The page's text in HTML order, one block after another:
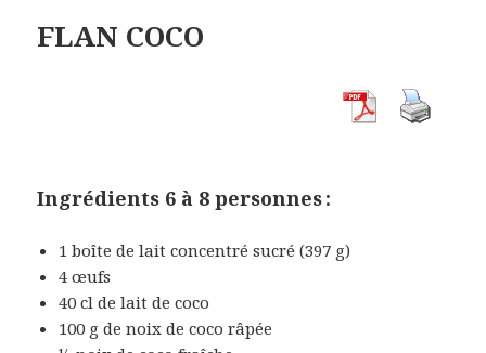
FLAN COCO
Ingrédients 6 à 8 personnes :
1 boîte de lait concentré sucré (397 g)
4 œufs
40 cl de lait de coco
100 g de noix de coco râpée